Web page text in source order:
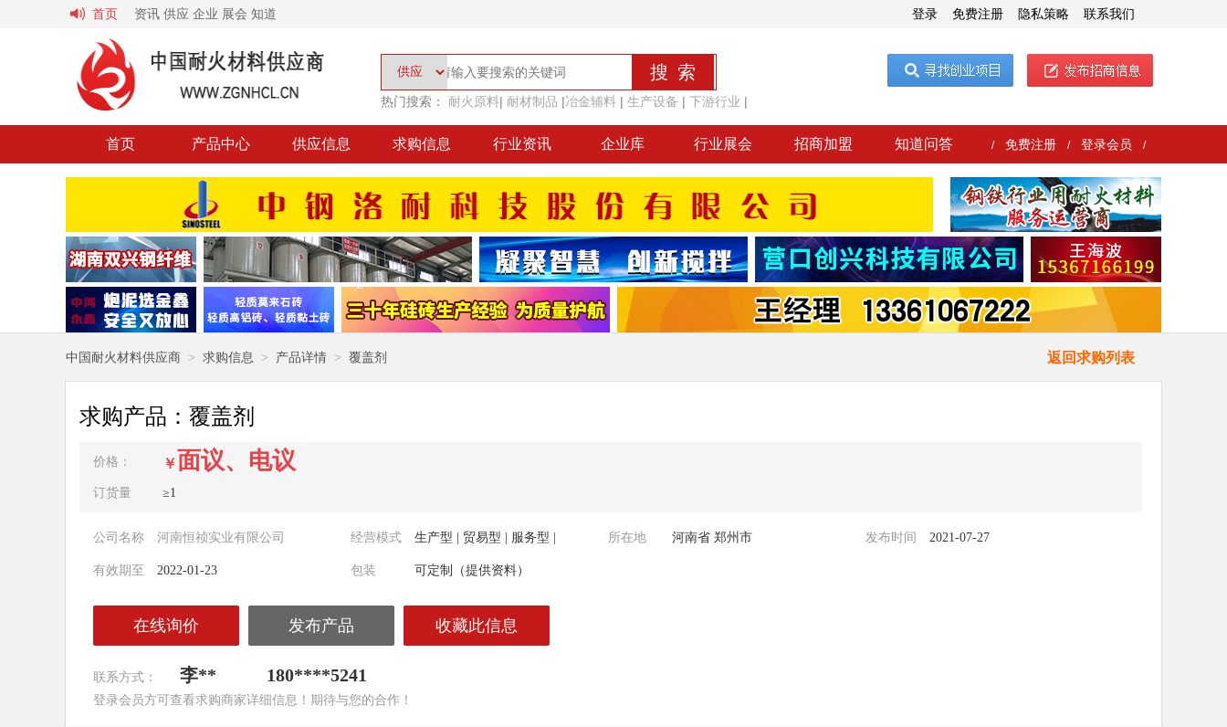
首页 资讯 供应 企业 展会 知道 登录 免费注册 隐私策略 联系我们
热门搜索： 耐火原料| 耐材制品 |冶金辅料 | 生产设备 | 下游行业 |
首页 产品中心 供应信息 求购信息 行业资讯 企业库 行业展会 招商加盟 知道问答 / 免费注册 / 登录会员 /
中国耐火材料供应商 > 求购信息 > 产品详情 > 覆盖剂 返回求购列表
求购产品：覆盖剂
价格： ￥面议、电议
订货量 ≥1
公司名称 河南恒祯实业有限公司 经营模式 生产型 | 贸易型 | 服务型 | 所在地 河南省 郑州市 发布时间 2021-07-27
有效期至 2022-01-23 包装 可定制（提供资料）
在线询价 发布产品 收藏此信息
联系方式： 李** 180****5241
登录会员方可查看求购商家详细信息！期待与您的合作！